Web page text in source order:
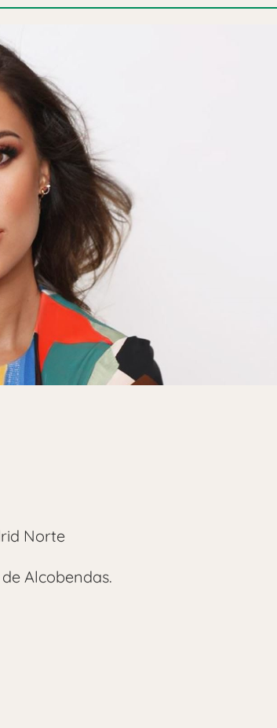
Norte
Alcobendas.